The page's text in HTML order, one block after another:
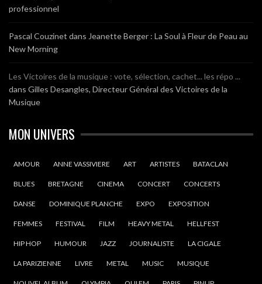
professionnel
Pascal Couzinet dans Jeanette Berger : La Soul à Fleur de Peau au
New Morning
Les Victoires de la musique : vote, sélection, cachet... les répo ...
dans Gilles Desangles, Directeur Général des Victoires de la
Musique
MON UNIVERS
AMOUR ANNE VASSIVIERE ART ARTISTES BATACLAN
BLUES BRETAGNE CINEMA CONCERT CONCERTS
DANSE DOMINIQUE PLANCHE EXPO EXPOSITION
FEMMES FESTIVAL FILM HEAVY METAL HELLFEST
HIP HOP HUMOUR JAZZ JOURNALISTE LA CIGALE
LA PARIZIENNE LIVRE METAL MUSIC MUSIQUE